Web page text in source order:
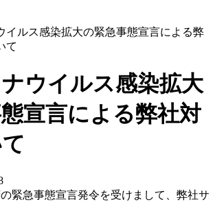
イルス感染拡大の緊急事態宣言による弊
て
ウイルス感染拡大
宣言による弊社対
緊急事態宣言発令を受けまして、弊社サ